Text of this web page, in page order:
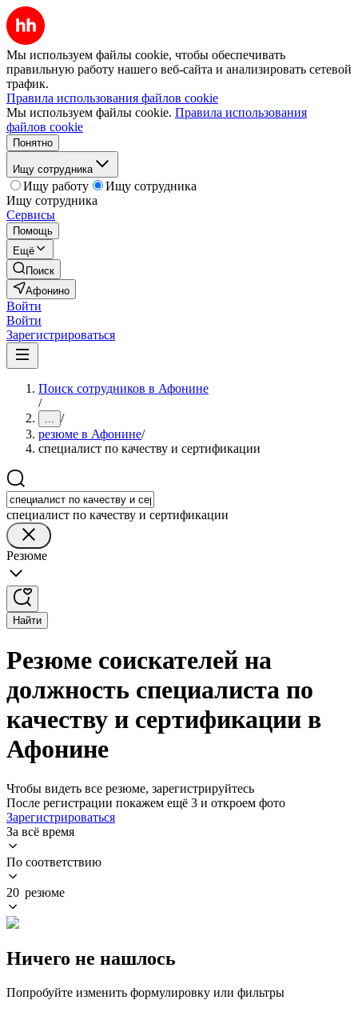
Мы используем файлы cookie, чтобы обеспечивать
правильную работу нашего веб-сайта и анализировать сетевой
трафик.
Правила использования файлов cookie
Мы используем файлы cookie. Правила использования
файлов cookie
Понятно
Ищу сотрудника
Ищу работу
Ищу сотрудника
Ищу сотрудника
Сервисы
Помощь
Ещё
Поиск
Афонино
Войти
Войти
Зарегистрироваться
Поиск сотрудников в Афонине
/
... /
резюме в Афонине/
специалист по качеству и сертификации
специалист по качеству и сертификации
Резюме
Найти
Резюме соискателей на
должность специалиста по
качеству и сертификации в
Афонине
Чтобы видеть все резюме, зарегистрируйтесь
После регистрации покажем ещё 3 и откроем фото
Зарегистрироваться
За всё время
По соответствию
20 резюме
Ничего не нашлось
Попробуйте изменить формулировку или фильтры